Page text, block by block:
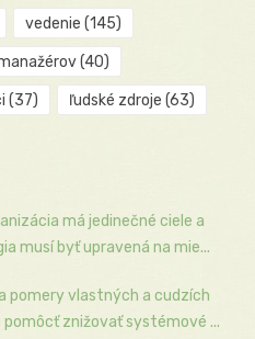
vedenie (145)
(40)
(37) ľudské zdroje (63)
má jedinečné ciele a
musí byť upravená na mie...
pomery vlastných a cudzích
znižovať systémové ...